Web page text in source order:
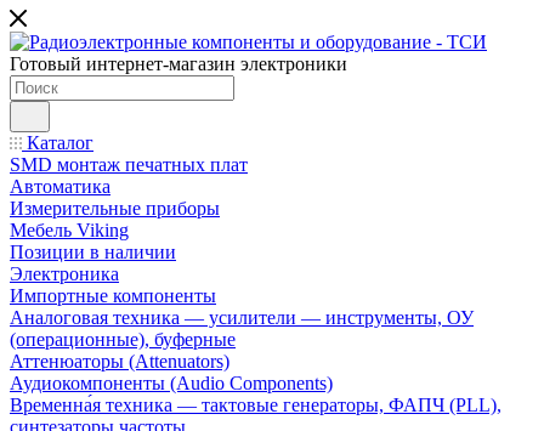
Готовый интернет-магазин электроники
Каталог
SMD монтаж печатных плат
Автоматика
Измерительные приборы
Мебель Viking
Позиции в наличии
Электроника
Импортные компоненты
Аналоговая техника — усилители — инструменты, ОУ
(операционные), буферные
Аттенюаторы (Attenuators)
Аудиокомпоненты (Audio Components)
Временна́я техника — тактовые генераторы, ФАПЧ (PLL),
синтезаторы частоты